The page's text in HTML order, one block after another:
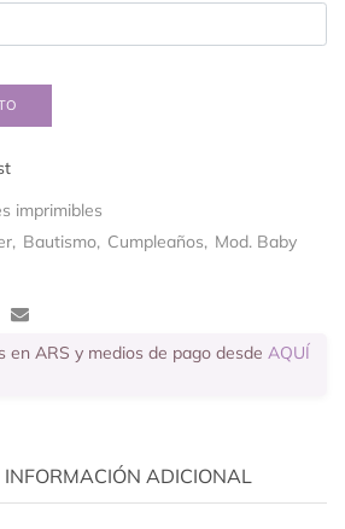
imprimibles
, Bautismo, Cumpleaños, Mod. Baby
en ARS y medios de pago desde AQUÍ
INFORMACIÓN ADICIONAL